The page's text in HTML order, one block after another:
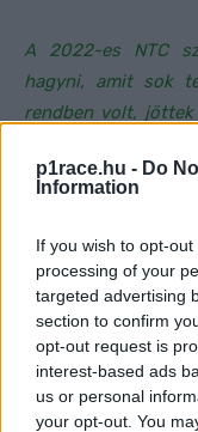
p1race.hu - Do
Information
If you wish to opt-
processing of your
targeted advertising
section to confirm
opt-out request is
interest-based ads
us or personal
your opt-out. You
A 2022-es NTC
hagyni, amit sok
rendben volt, jöttek
mint az alábbi